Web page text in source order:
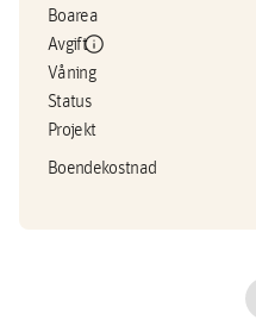
Boarea
Avgiftinfo
Våning
Status
Projekt
Boendekostnad